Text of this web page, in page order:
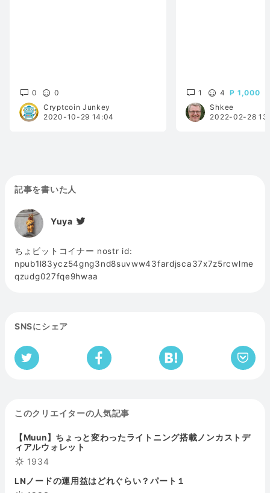
0
0
Cryptcoin Junkey
2020-10-29 14:04
1 4
1,000
Shkee
2022-02-28
記事を書いた人
Yuya
ちょビットコイナー nostr id:
npub1l83ycz54gng3nd8suvww43fardjsca37x7z5rcwlme
qzudg027fqe9hwaa
SNSにシェア
このクリエイターの人気記事
【Muun】ちょっと変わったライトニング搭載ノンカストデ
ィアルウォレット
1934
LNノードの運用益はどれぐらい？パート１